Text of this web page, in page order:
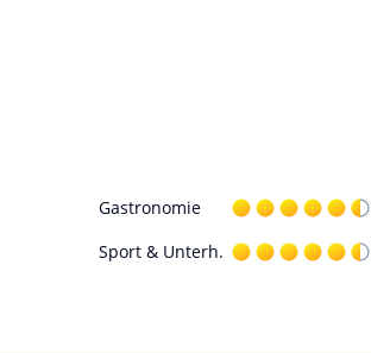
Gastronomie
Sport & Unterh.